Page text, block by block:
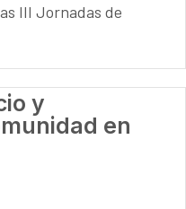
III Jornadas de
y
en